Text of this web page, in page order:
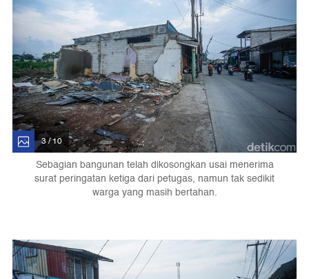
3 / 10
Sebagian bangunan telah dikosongkan usai menerima
surat peringatan ketiga dari petugas, namun tak sedikit
warga yang masih bertahan.